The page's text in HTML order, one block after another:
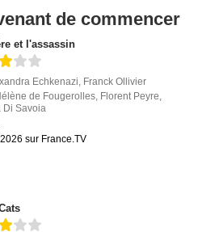
de commencer
et l'assassin
Echkenazi Franck Ollivier
de Fougerolles Florent Peyre
Di Savoia
sur France.TV